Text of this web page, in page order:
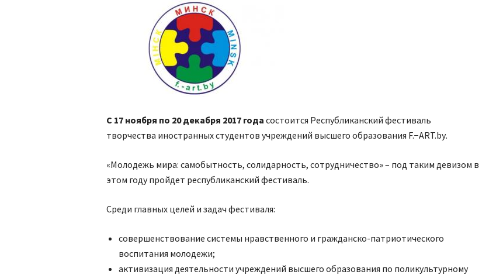
С 17 ноября по 20 декабря 2017 года состоится Республиканский фестиваль
творчества иностранных студентов учреждений высшего образования F.−ART.bу.
«Молодежь мира: самобытность, солидарность, сотрудничество» – под таким девизом в
этом году пройдет республиканский фестиваль.
Среди главных целей и задач фестиваля:
совершенствование системы нравственного и гражданско-патриотического
воспитания молодежи;
активизация деятельности учреждений высшего образования по поликультурному